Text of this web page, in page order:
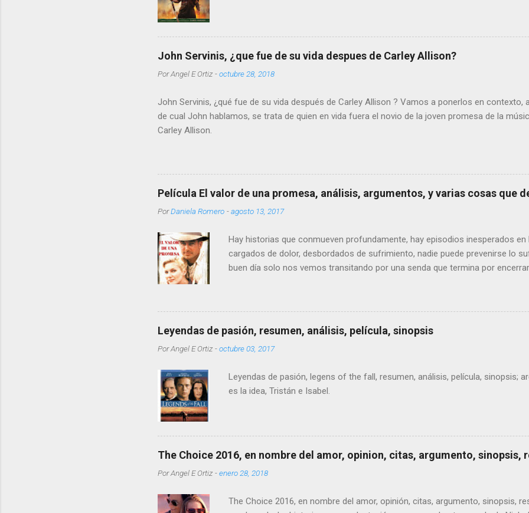
John Servinis, ¿que fue de su vida despues de Carley Allison?
PorAngel E Ortiz -octubre 28, 2018
John Servinis, ¿qué fue de su vida después de Carley Allison ? Vamos a ponerlos en contexto,
de cual John hablamos, se trata de quien en vida fuera el novio de la joven promesa de la
Carley Allison.
Película El valor de una promesa, análisis, argumentos, y varias cosas que
PorDaniela Romero -agosto 13, 2017
Hay historias que conmueven profundamente, hay episodios inesperados en
cargados de dolor, desbordados de sufrimiento, nadie puede prevenirse lo
buen día solo nos vemos transitando por una senda que termina por
Leyendas de pasión, resumen, análisis, película, sinopsis
PorAngel E Ortiz -octubre 03, 2017
Leyendas de pasión, legens of the fall, resumen, análisis, película, sinopsis;
es la idea, Tristán e Isabel.
The Choice 2016, en nombre del amor, opinion, citas, argumento, sinopsis,
PorAngel E Ortiz -enero 28, 2018
The Choice 2016, en nombre del amor, opinión, citas, argumento, sinopsis,